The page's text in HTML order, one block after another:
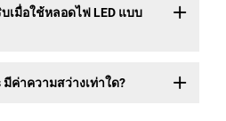
มื่อใช้หลอดไฟ LED แบบ
ค่าความสว่างเท่าใด?